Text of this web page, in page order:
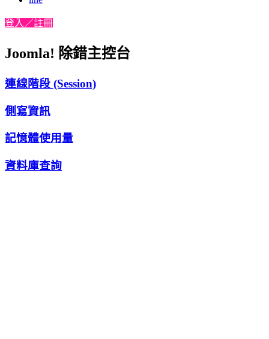
登入／註冊
Joomla! 除錯主控台
連線階段 (Session)
側寫資訊
記憶體使用量
資料庫查詢